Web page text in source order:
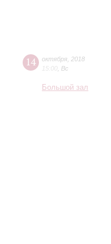
14 октября 2018
15:00 Вс
Большой зал